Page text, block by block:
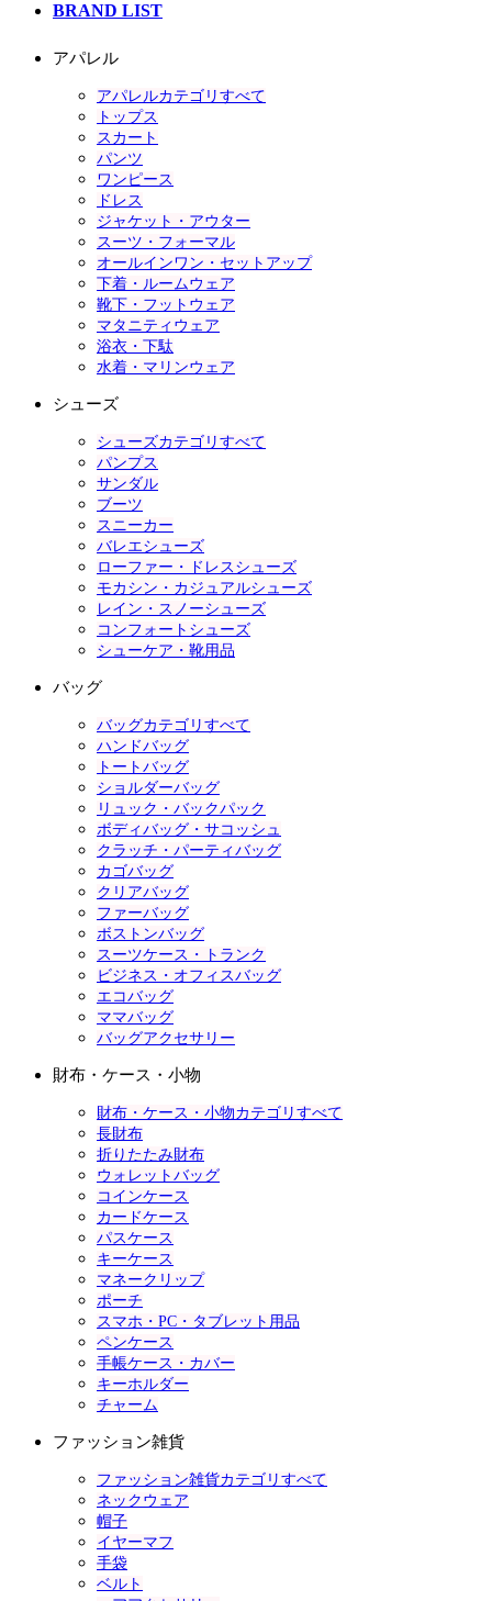
BRAND LIST
アパレル
アパレルカテゴリすべて
トップス
スカート
パンツ
ワンピース
ドレス
ジャケット・アウター
スーツ・フォーマル
オールインワン・セットアップ
下着・ルームウェア
靴下・フットウェア
マタニティウェア
浴衣・下駄
水着・マリンウェア
シューズ
シューズカテゴリすべて
パンプス
サンダル
ブーツ
スニーカー
バレエシューズ
ローファー・ドレスシューズ
モカシン・カジュアルシューズ
レイン・スノーシューズ
コンフォートシューズ
シューケア・靴用品
バッグ
バッグカテゴリすべて
ハンドバッグ
トートバッグ
ショルダーバッグ
リュック・バックパック
ボディバッグ・サコッシュ
クラッチ・パーティバッグ
カゴバッグ
クリアバッグ
ファーバッグ
ボストンバッグ
スーツケース・トランク
ビジネス・オフィスバッグ
エコバッグ
ママバッグ
バッグアクセサリー
財布・ケース・小物
財布・ケース・小物カテゴリすべて
長財布
折りたたみ財布
ウォレットバッグ
コインケース
カードケース
パスケース
キーケース
マネークリップ
ポーチ
スマホ・PC・タブレット用品
ペンケース
手帳ケース・カバー
キーホルダー
チャーム
ファッション雑貨
ファッション雑貨カテゴリすべて
ネックウェア
帽子
イヤーマフ
手袋
ベルト